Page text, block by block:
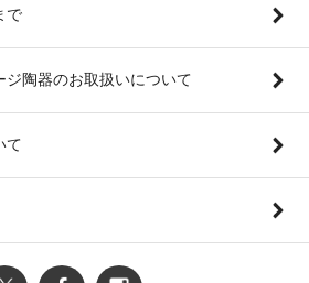
で
ジ陶器のお取扱いについて
て